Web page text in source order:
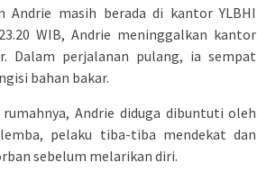
masih berada di kantor YLBHI
WIB, Andrie meninggalkan kantor
Dalam perjalanan pulang, ia sempat
bahan bakar.
Andrie diduga dibuntuti oleh
pelaku tiba-tiba mendekat dan
sebelum melarikan diri.